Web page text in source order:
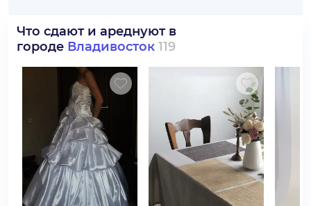
Что сдают и ареднуют в
городе Владивосток 119